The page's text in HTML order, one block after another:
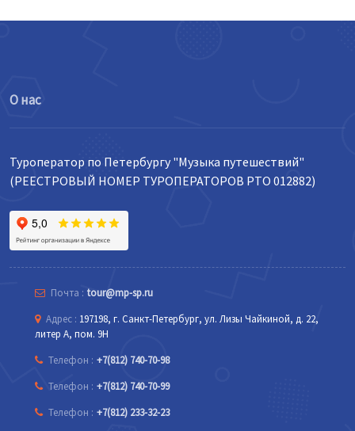
О нас
Туроператор по Петербургу "Музыка путешествий"
(РЕЕСТРОВЫЙ НОМЕР ТУРОПЕРАТОРОВ РТО 012882)
Почта : tour@mp-sp.ru
Адрес : 197198, г. Санкт-Петербург, ул. Лизы Чайкиной, д. 22,
литер А, пом. 9Н
Телефон : +7(812) 740-70-98
Телефон : +7(812) 740-70-99
Телефон : +7(812) 233-32-23